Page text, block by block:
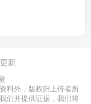
新
料外，版权归上传者所
们并提供证据，我们将